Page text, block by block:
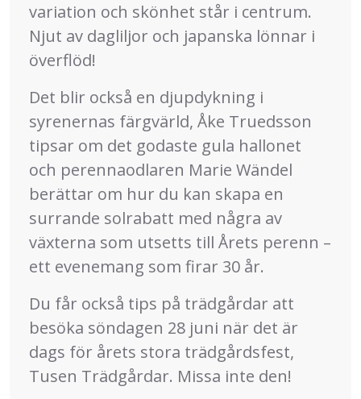
variation och skönhet står i centrum.
Njut av dagliljor och japanska lönnar i
överflöd!
Det blir också en djupdykning i
syrenernas färgvärld, Åke Truedsson
tipsar om det godaste gula hallonet
och perennaodlaren Marie Wändel
berättar om hur du kan skapa en
surrande solrabatt med några av
växterna som utsetts till Årets perenn –
ett evenemang som firar 30 år.
Du får också tips på trädgårdar att
besöka söndagen 28 juni när det är
dags för årets stora trädgårdsfest,
Tusen Trädgårdar. Missa inte den!